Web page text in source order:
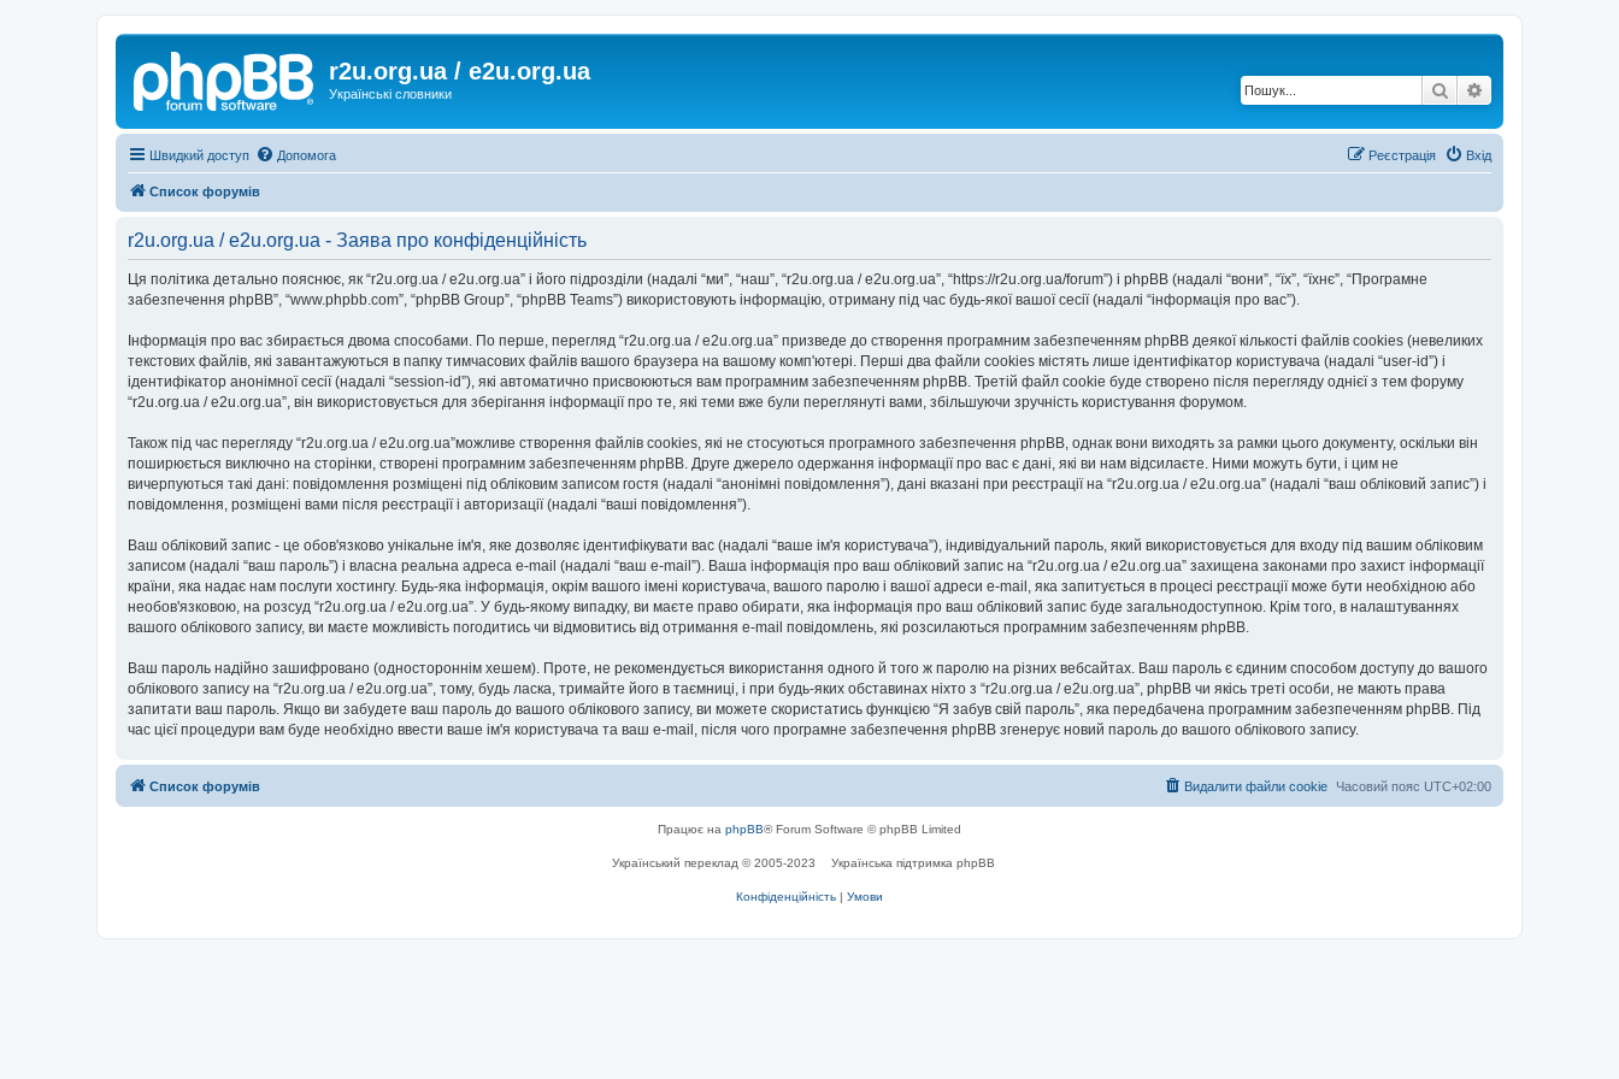
r2u.org.ua / e2u.org.ua
Українські словники Пошук
Швидкий доступ Допомога Вхід
Реєстрація
Список форумів
r2u.org.ua / e2u.org.ua - Заява про конфіденційність
Ця політика детально пояснює, як “r2u.org.ua / e2u.org.ua” і його підрозділи (надалі “ми”, “наш”, “r2u.org.ua / e2u.org.ua”, “https://r2u.org.ua/forum”) і phpBB (надалі “вони”, “їх”, “їхнє”, “Програмне
забезпечення phpBB”, “www.phpbb.com”, “phpBB Group”, “phpBB Teams”) використовують інформацію, отриману під час будь-якої вашої сесії (надалі “інформація про вас”).
Інформація про вас збирається двома способами. По перше, перегляд “r2u.org.ua / e2u.org.ua” призведе до створення програмним забезпеченням phpBB деякої кількості файлів cookies (невеликих
текстових файлів, які завантажуються в папку тимчасових файлів вашого браузера на вашому комп'ютері. Перші два файли cookies містять лише ідентифікатор користувача (надалі “user-id”) і
ідентифікатор анонімної сесії (надалі “session-id”), які автоматично присвоюються вам програмним забезпеченням phpBB. Третій файл cookie буде створено після перегляду однієї з тем форуму
“r2u.org.ua / e2u.org.ua”, він використовується для зберігання інформації про те, які теми вже були переглянуті вами, збільшуючи зручність користування форумом.
Також під час перегляду “r2u.org.ua / e2u.org.ua”можливе створення файлів cookies, які не стосуються програмного забезпечення phpBB, однак вони виходять за рамки цього документу, оскільки він
поширюється виключно на сторінки, створені програмним забезпеченням phpBB. Друге джерело одержання інформації про вас є дані, які ви нам відсилаєте. Ними можуть бути, і цим не
вичерпуються такі дані: повідомлення розміщені під обліковим записом гостя (надалі “анонімні повідомлення”), дані вказані при реєстрації на “r2u.org.ua / e2u.org.ua” (надалі “ваш обліковий запис”) і
повідомлення, розміщені вами після реєстрації і авторизації (надалі “ваші повідомлення”).
Ваш обліковий запис - це обов'язково унікальне ім'я, яке дозволяє ідентифікувати вас (надалі “ваше ім'я користувача”), індивідуальний пароль, який використовується для входу під вашим обліковим
записом (надалі “ваш пароль”) і власна реальна адреса e-mail (надалі “ваш e-mail”). Ваша інформація про ваш обліковий запис на “r2u.org.ua / e2u.org.ua” захищена законами про захист інформації
країни, яка надає нам послуги хостингу. Будь-яка інформація, окрім вашого імені користувача, вашого паролю і вашої адреси e-mail, яка запитується в процесі реєстрації може бути необхідною або
необов'язковою, на розсуд “r2u.org.ua / e2u.org.ua”. У будь-якому випадку, ви маєте право обирати, яка інформація про ваш обліковий запис буде загальнодоступною. Крім того, в налаштуваннях
вашого облікового запису, ви маєте можливість погодитись чи відмовитись від отримання e-mail повідомлень, які розсилаються програмним забезпеченням phpBB.
Ваш пароль надійно зашифровано (одностороннім хешем). Проте, не рекомендується використання одного й того ж паролю на різних вебсайтах. Ваш пароль є єдиним способом доступу до вашого
облікового запису на “r2u.org.ua / e2u.org.ua”, тому, будь ласка, тримайте його в таємниці, і при будь-яких обставинах ніхто з “r2u.org.ua / e2u.org.ua”, phpBB чи якісь треті особи, не мають права
запитати ваш пароль. Якщо ви забудете ваш пароль до вашого облікового запису, ви можете скористатись функцією “Я забув свій пароль”, яка передбачена програмним забезпеченням phpBB. Під
час цієї процедури вам буде необхідно ввести ваше ім'я користувача та ваш e-mail, після чого програмне забезпечення phpBB згенерує новий пароль до вашого облікового запису.
Список форумів Часовий пояс UTC+02:00
Видалити файли cookie
Працює на phpBB® Forum Software © phpBB Limited
Український переклад © 2005-2023 Українська підтримка phpBB
Конфіденційність | Умови